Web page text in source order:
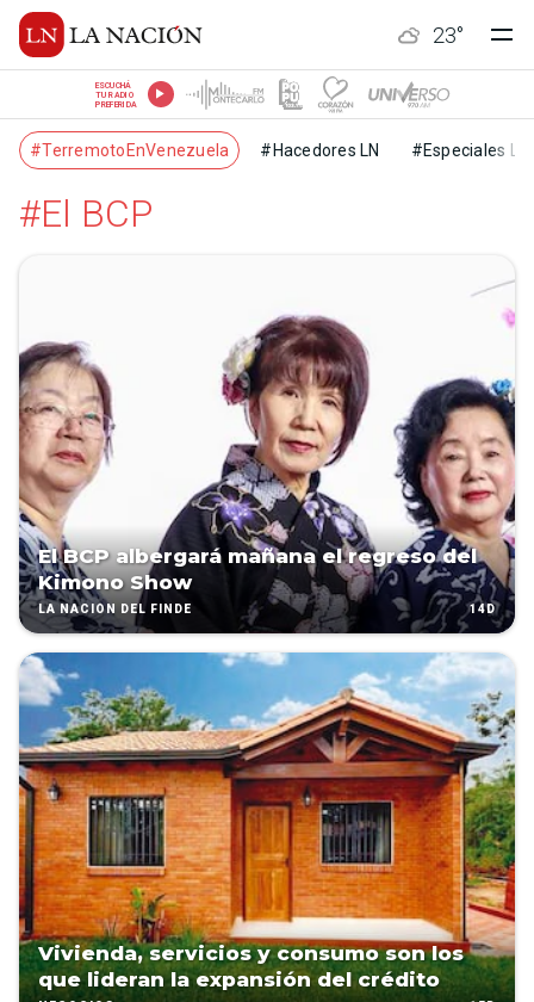
23°
ESCUCHÁ
TU RADIO
PREFERIDA
#TerremotoEnVenezuela #Hacedores LN #Especiales LN
#El BCP
El BCP albergará mañana el regreso del
Kimono Show
LA NACIÓN DEL FINDE 14D
Vivienda, servicios y consumo son los
que lideran la expansión del crédito